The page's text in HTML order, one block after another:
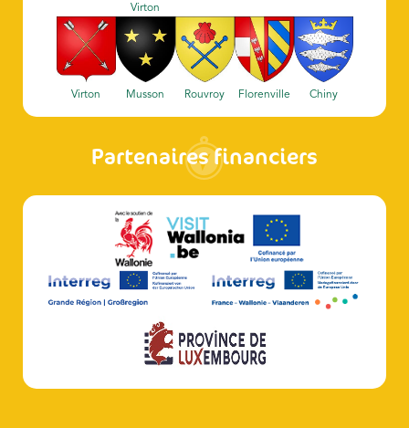
Virton
Virton Musson Rouvroy Florenville Chiny
Partenaires financiers